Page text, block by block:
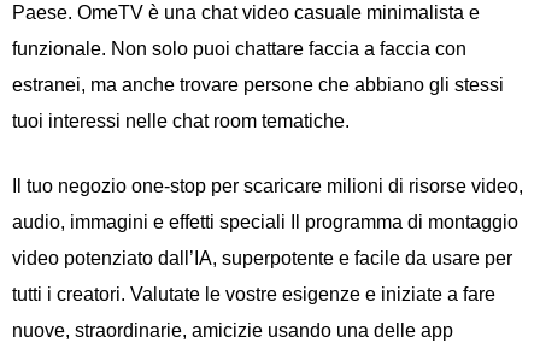
Paese. OmeTV è una chat video casuale minimalista e
funzionale. Non solo puoi chattare faccia a faccia con
estranei, ma anche trovare persone che abbiano gli stessi
tuoi interessi nelle chat room tematiche.
Il tuo negozio one-stop per scaricare milioni di risorse video,
audio, immagini e effetti speciali Il programma di montaggio
video potenziato dall’IA, superpotente e facile da usare per
tutti i creatori. Valutate le vostre esigenze e iniziate a fare
nuove, straordinarie, amicizie usando una delle app